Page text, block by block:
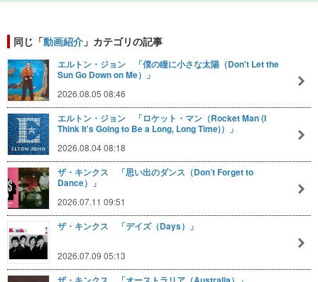
同じ「動画紹介 」カテゴリの記事
エルトン・ジョン 「僕の瞳に小さな太陽（Don't Let the
Sun Go Down on Me）」
2026.08.05 08:46
エルトン・ジョン 「ロケット・マン（Rocket Man (I
Think It's Going to Be a Long, Long Time)）」
2026.08.04 08:18
ザ・キンクス 「思い出のダンス（Don’t Forget to
Dance）」
2026.07.11 09:51
ザ・キンクス 「デイズ（Days）」
2026.07.09 05:13